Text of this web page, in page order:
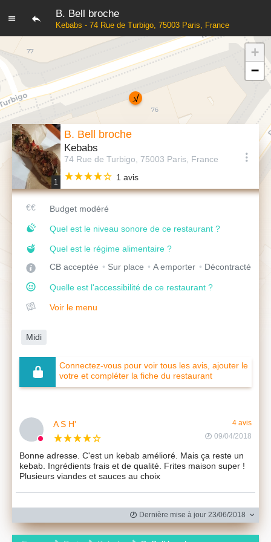
B. Bell broche
Kebabs - 74 Rue de Turbigo, 75003 Paris, France
1
B. Bell broche
Kebabs
74 Rue de Turbigo, 75003 Paris, France
1 avis
Budget modéré
Quel est le niveau sonore de ce restaurant ?
Quel est le régime alimentaire ?
CB acceptée
Sur place A emporter Décontracté
Quelle est l'accessibilité de ce restaurant ?
Voir le menu
Midi
Connectez-vous pour voir tous les avis, ajouter le
votre et compléter la fiche du restaurant
A S H'
4 avis
09/04/2018
Bonne adresse. C'est un kebab amélioré. Mais ça reste un
kebab. Ingrédients frais et de qualité. Frites maison super !
Plusieurs viandes et sauces au choix
Dernière mise à jour 23/06/2018
+
−